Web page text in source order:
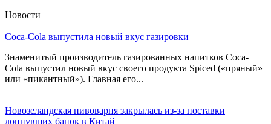
Новости
Coca-Cola выпустила новый вкус газировки
Знаменитый производитель газированных напитков Coca-
Cola выпустил новый вкус своего продукта Spiced («пряный»
или «пикантный»). Главная его...
Новозеландская пивоварня закрылась из-за поставки
лопнувших банок в Китай